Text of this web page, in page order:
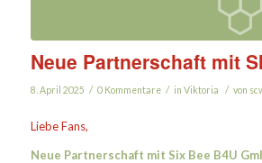
Neue Partnerschaft mit
8. April 2025 / 0 Kommentare / in Viktoria / von
Liebe Fans,
Neue Partnerschaft mit Six Bee B4U